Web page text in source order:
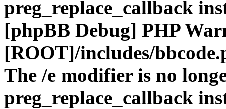
preg_replace_callback
[phpBB Debug] PHP
[ROOT]/includes/
The /e modifier is no
preg_replace_callback